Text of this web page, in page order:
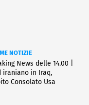
NOTIZIE
News delle 14.00 |
iraniano in Iraq,
Consolato Usa